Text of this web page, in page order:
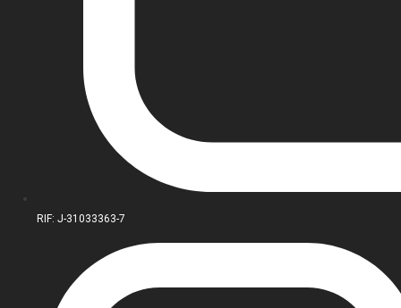
RIF: J-31033363-7